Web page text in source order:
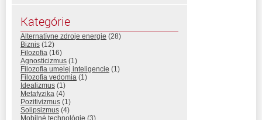
Kategórie
Alternatívne zdroje energie (28)
Biznis (12)
Filozofia (16)
Agnosticizmus (1)
Filozofia umelej inteligencie (1)
Filozofia vedomia (1)
Idealizmus (1)
Metafyzika (4)
Pozitivizmus (1)
Solipsizmus (4)
Mobilné technológie (3)